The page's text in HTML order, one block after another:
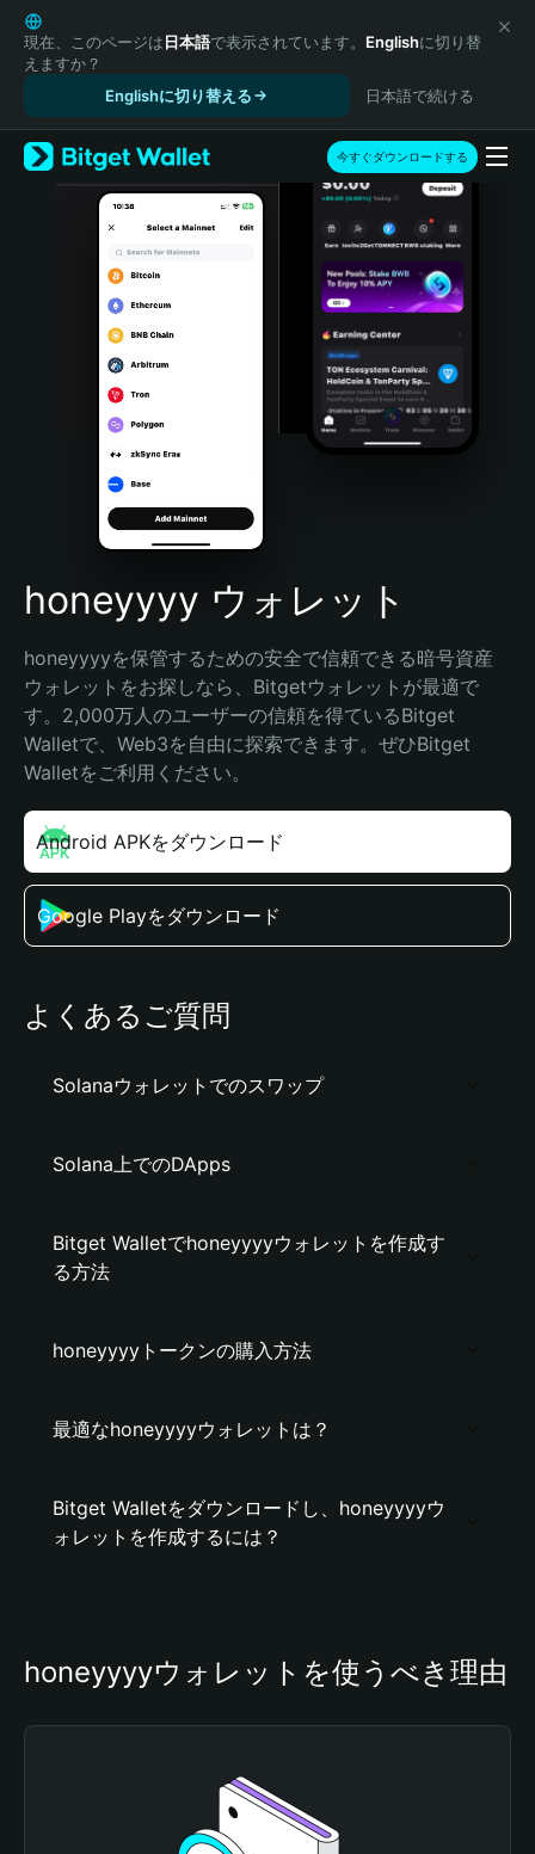
English
日本語
Tiếng Việt
Español (Latinoamérica)
Türkçe
Italiano
Português (Portugal)
Bahasa Indonesia
Português (Brasil)
Español (Argentina)
現在、このページは日本語で表示されています。 Englishに切り替
えますか？
Englishに切り替える
日本語で続ける
今すぐダウンロードする
honeyyyy ウォレット
honeyyyyを保管するための安全で信頼できる暗号資産
ウォレットをお探しなら、Bitgetウォレットが最適で
す。2,000万人のユーザーの信頼を得ているBitget
Walletで、Web3を自由に探索できます。ぜひBitget
Walletをご利用ください。
Android APKをダウンロード
Google Playをダウンロード
よくあるご質問
Solanaウォレットでのスワップ
Solana上でのDApps
Bitget Walletでhoneyyyyウォレットを作成す
る方法
honeyyyyトークンの購入方法
最適なhoneyyyyウォレットは？
Bitget Walletをダウンロードし、honeyyyyウ
ォレットを作成するには？
honeyyyyウォレットを使うべき理由